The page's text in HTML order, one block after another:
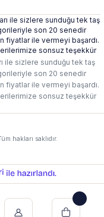
ile sizlere sunduğu tek taş
son 20 senedir
fiyatlar ile vermeyi başardı.
sonsuz teşekkür
hakları saklıdır.
e-
ticaret
hazırlandı.